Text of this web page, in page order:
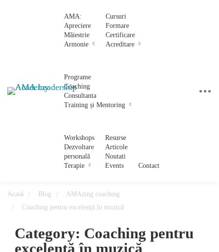
AMA:
Apreciere
Măiestrie
Armonie
Cursuri
Formare
Certificare
Acreditare
Programe
Coaching
Consultanta
Training și Mentoring
Workshops
Dezvoltare
personală
Terapie
Resurse
Articole
Noutati
Events
Contact
Acasă Blog
AMAzing coaching
Coaching pentru excelență în muzică
Category: Coaching pentru
excelență în muzică